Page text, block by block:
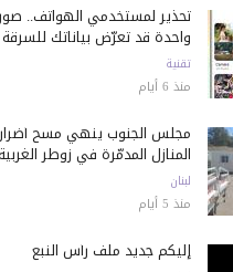
تحذير لمستخدمي الهواتف..
واحدة قد تعرّض بياناتك للسرقة
تقنية
منذ 6 أيام
مجلس الجنوب ينهي مسح أضرار
المنازل المدمّرة في زوطر الغربية
لبنان
منذ 5 أيام
إليكم جديد ملف رأس النبع